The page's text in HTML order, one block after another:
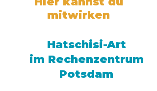
mitwirken
Hatschisi-Art
im Rechenzentrum
Potsdam